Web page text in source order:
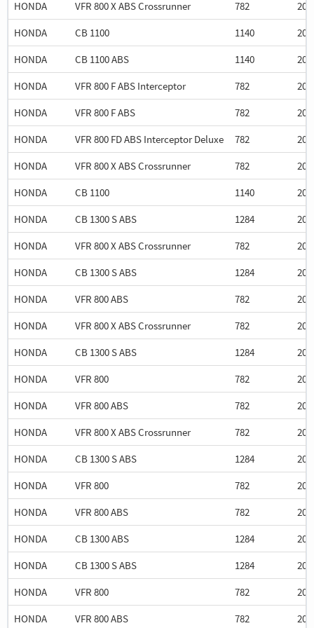
HONDA VFR 800 X ABS Crossrunner 782
HONDA
CB 1100 1140
HONDA
CB 1100 ABS 1140
HONDA
VFR 800 F ABS Interceptor 782
HONDA
VFR 800 F ABS 782
HONDA
VFR 800 FD ABS Interceptor Deluxe 782
HONDA
VFR 800 X ABS Crossrunner 782
HONDA
CB 1100 1140
HONDA
CB 1300 S ABS 1284
HONDA
VFR 800 X ABS Crossrunner 782
HONDA
CB 1300 S ABS 1284
HONDA
VFR 800 ABS 782
HONDA
VFR 800 X ABS Crossrunner 782
HONDA
CB 1300 S ABS 1284
HONDA
VFR 800 782
HONDA
VFR 800 ABS 782
HONDA
VFR 800 X ABS Crossrunner 782
HONDA
CB 1300 S ABS 1284
HONDA
VFR 800 782
HONDA
VFR 800 ABS 782
HONDA
CB 1300 ABS 1284
HONDA
CB 1300 S ABS 1284
HONDA
VFR 800 782
HONDA
VFR 800 ABS 782